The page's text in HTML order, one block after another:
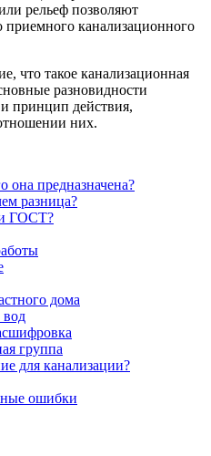
рельеф позволяют
приемного канализационного
что такое канализационная
разновидности
принцип действия,
них.
она предназначена?
разница?
ГОСТ?
дома
вод
группа
для канализации?
ошибки